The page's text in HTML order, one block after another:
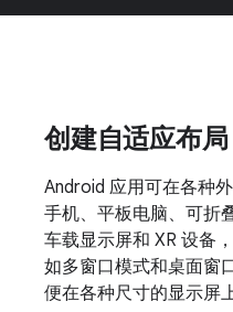
创建自适应布局
Android 应用可在各种
手机、平板电脑、可折
车载显示屏和 XR 设备
如多窗口模式和桌面窗
便在各种尺寸的显示屏